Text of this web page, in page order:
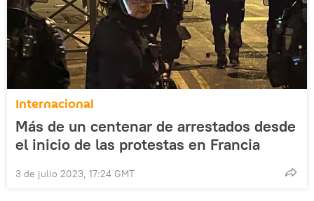
Internacional
Más de un centenar de arrestados desde
el inicio de las protestas en Francia
3 de julio 2023, 17:24 GMT